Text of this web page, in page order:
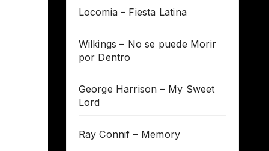
Locomia – Fiesta Latina
Wilkings – No se puede Morir
por Dentro
George Harrison – My Sweet
Lord
Ray Connif – Memory